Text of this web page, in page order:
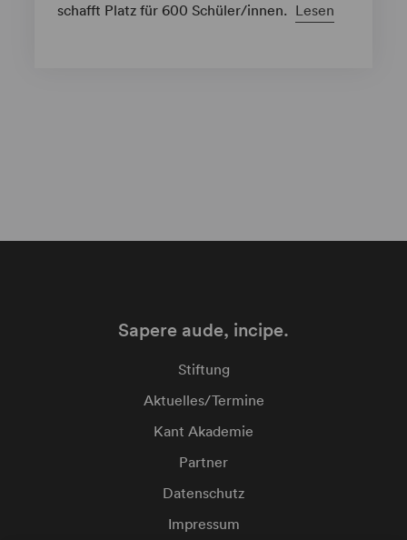
schafft Platz für 600 Schüler/innen. Lesen
Sapere aude, incipe.
Stiftung
Aktuelles/Termine
Kant Akademie
Partner
Datenschutz
Impressum